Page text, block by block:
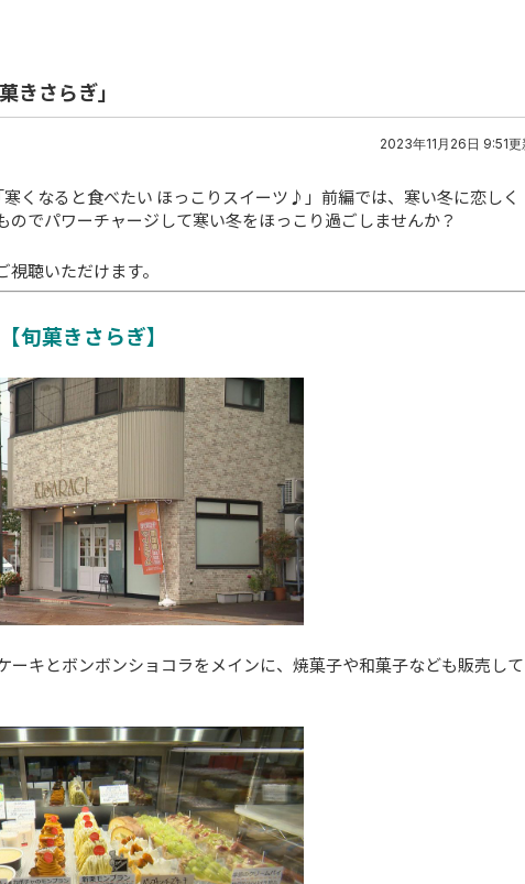
きさらぎ」
2023年11月26日 9:51更
くなると食べたい ほっこりスイーツ♪」前編では、寒い冬に恋しく
でパワーチャージして寒い冬をほっこり過ごしませんか？
視聴いただけます。
【旬菓きさらぎ】
キとボンボンショコラをメインに、焼菓子や和菓子なども販売して